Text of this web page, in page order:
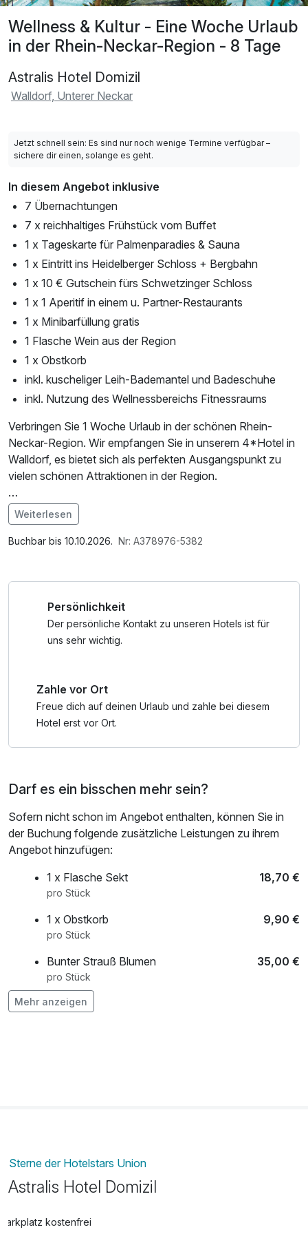
Wellness & Kultur - Eine Woche Urlaub
in der Rhein-Neckar-Region - 8 Tage
Astralis Hotel Domizil
Walldorf, Unterer Neckar
Jetzt schnell sein: Es sind nur noch wenige Termine verfügbar –
sichere dir einen, solange es geht.
In diesem Angebot inklusive
7 Übernachtungen
7 x reichhaltiges Frühstück vom Buffet
1 x Tageskarte für Palmenparadies & Sauna
1 x Eintritt ins Heidelberger Schloss + Bergbahn
1 x 10 € Gutschein fürs Schwetzinger Schloss
1 x 1 Aperitif in einem u. Partner-Restaurants
1 x Minibarfüllung gratis
1 Flasche Wein aus der Region
1 x Obstkorb
inkl. kuscheliger Leih-Bademantel und Badeschuhe
inkl. Nutzung des Wellnessbereichs Fitnessraums
Verbringen Sie 1 Woche Urlaub in der schönen Rhein-
Neckar-Region. Wir empfangen Sie in unserem 4*Hotel in
Walldorf, es bietet sich als perfekten Ausgangspunkt zu
vielen schönen Attraktionen in der Region.
Der Besuch im Schwetzinger Schlossgarten, im
Heidelberger Schloss und in der Badewelt in Sinsheim sind
bereits inklusive für Sie!
Wir geben Ihnen gerne weitere Tipps nach Ihren
Wünschen.
Anzahlung an das Hotel ist erforderlich, Sie erhalten die
Eintrittstickets vorab per Email. Eine Rückerstattung der
Tickets/der Anzahlung ist im Falle einer Stornierung nicht
Samstags erlaubt.
Im Angebot enthalten
1 Flasche Mineralwasser, Saunabenutzung, Saunatuch,
kostenfreier Kaffee/Tee im Zimmer, Tageszeitung
Weiterlesen
Buchbar bis 10.10.2026. Nr: A378976-5382
Persönlichkeit
Der persönliche Kontakt zu unseren Hotels ist für
uns sehr wichtig.
Zahle vor Ort
Freue dich auf deinen Urlaub und zahle bei diesem
Hotel erst vor Ort.
Darf es ein bisschen mehr sein?
Sofern nicht schon im Angebot enthalten, können Sie in
der Buchung folgende zusätzliche Leistungen zu ihrem
Angebot hinzufügen:
1 x Flasche Sekt
18,70 €
pro Stück
1 x Obstkorb 9,90 €
pro Stück
Bunter Strauß Blumen 35,00 €
pro Stück
Flasche Wein aus der Region
Mehr anzeigen
Sterne der Hotelstars Union
Astralis Hotel Domizil
Parkplatz kostenfrei